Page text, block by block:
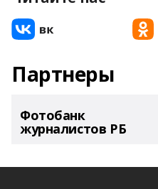
Партнеры
Фотобанк
журналистов РБ